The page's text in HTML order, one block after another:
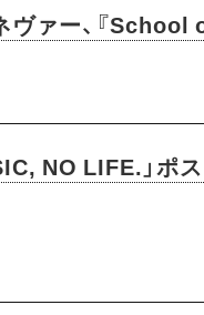
ヴァー、『
NO LIFE.」ポ